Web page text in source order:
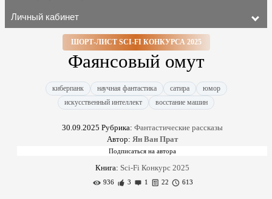
Личный кабинет
ШОРТ-ЛИСТ SCI-FI КОНКУРСА 2025
Фаянсовый омут
киберпанк научная фантастика сатира
юмор
искусственный интеллект
восстание машин
30.09.2025 Рубрика: Фантастические рассказы
Автор: Ян Ван Прат
Книга: Sci-Fi Конкурс 2025
936 3 1 22 613